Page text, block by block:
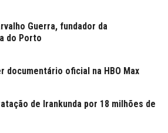
Guerra, fundador da
do Porto
documentário oficial na HBO Max
de Irankunda por 18 milhões de